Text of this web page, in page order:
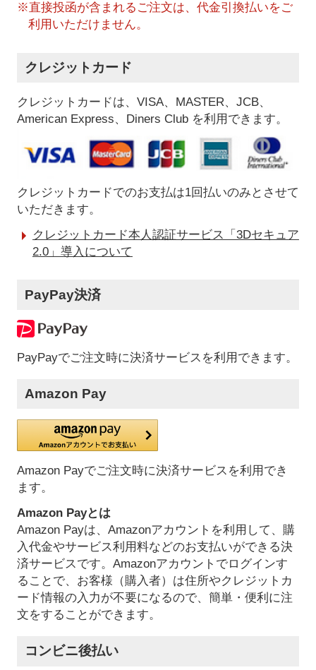
※直接投函が含まれるご注文は、代金引換払いをご
利用いただけません。
クレジットカード
クレジットカードは、VISA、MASTER、JCB、
American Express、Diners Club を利用できます。
クレジットカードでのお支払は1回払いのみとさせて
いただきます。
クレジットカード本人認証サービス「3Dセキュア
2.0」導入について
PayPay決済
PayPayでご注文時に決済サービスを利用できます。
Amazon Pay
Amazon Payでご注文時に決済サービスを利用でき
ます。
Amazon Payとは
Amazon Payは、Amazonアカウントを利用して、購
入代金やサービス利用料などのお支払いができる決
済サービスです。Amazonアカウントでログインす
ることで、お客様（購入者）は住所やクレジットカ
ード情報の入力が不要になるので、簡単・便利に注
文をすることができます。
コンビニ後払い